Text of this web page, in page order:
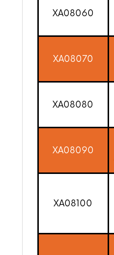
XA08060
XA08070
XA08080
XA08090
XA08100